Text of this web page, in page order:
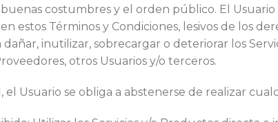
costumbres y el orden público. El
estos Términos y Condiciones, lesivos de los
inutilizar, sobrecargar o deteriorar los
otros Usuarios y/o terceros.
el Usuario se obliga a abstenerse de realizar